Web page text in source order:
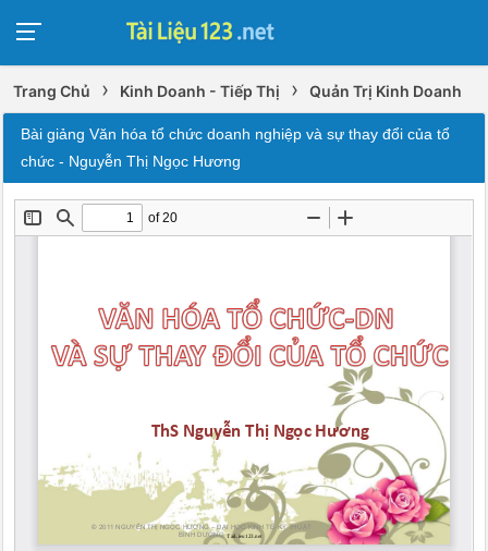
Trang Chủ › Kinh Doanh - Tiếp Thị › Quản Trị Kinh Doanh
Bài giảng Văn hóa tổ chức doanh nghiệp và sự thay đổi của tổ
chức - Nguyễn Thị Ngọc Hương